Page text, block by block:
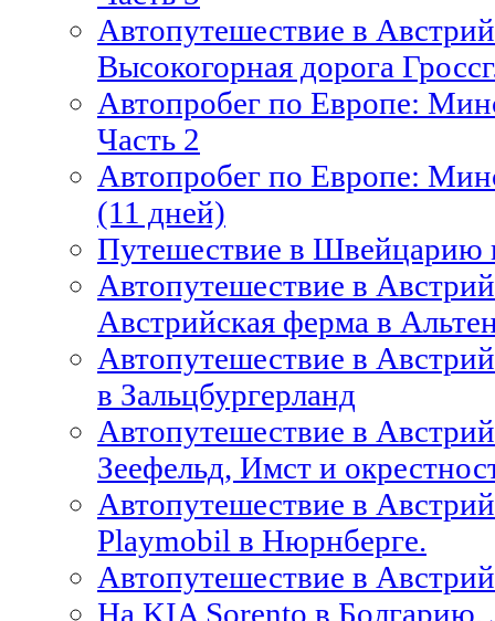
Автопутешествие в
Высокогорная дорога
Автопробег по Европе:
Часть 2
Автопробег по Европе:
(11 дней)
Путешествие в Швейцарию
Автопутешествие в
Австрийская ферма в
Автопутешествие в
в Зальцбургерланд
Автопутешествие в
Зеефельд, Имст и
Автопутешествие в
Playmobil в Нюрнберге.
Автопутешествие в
На KIA Sorento в Болгарию.